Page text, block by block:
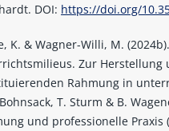
DOI: https://doi.org/
K. & Wagner-Willi, M.
Zur Herstellung
Rahmung in
T. Sturm & B.
und professionelle Praxis